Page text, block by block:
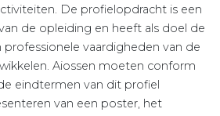
De profielopdracht is een
de opleiding en heeft als doel de
vaardigheden van de
Aiossen moeten conform
eindtermen van dit profiel
van een poster, het